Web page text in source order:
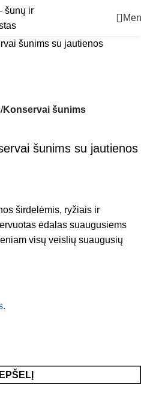
Konservai šunims
šunims su jautienos
širdelėmis, ryžiais ir
ėdalas suaugusiems
visų veislių suaugusių